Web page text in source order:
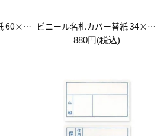
ビニール名札カバー替紙 60×44(mm) ビニール名札カバー替紙 34×32(mm)
880円(税込)